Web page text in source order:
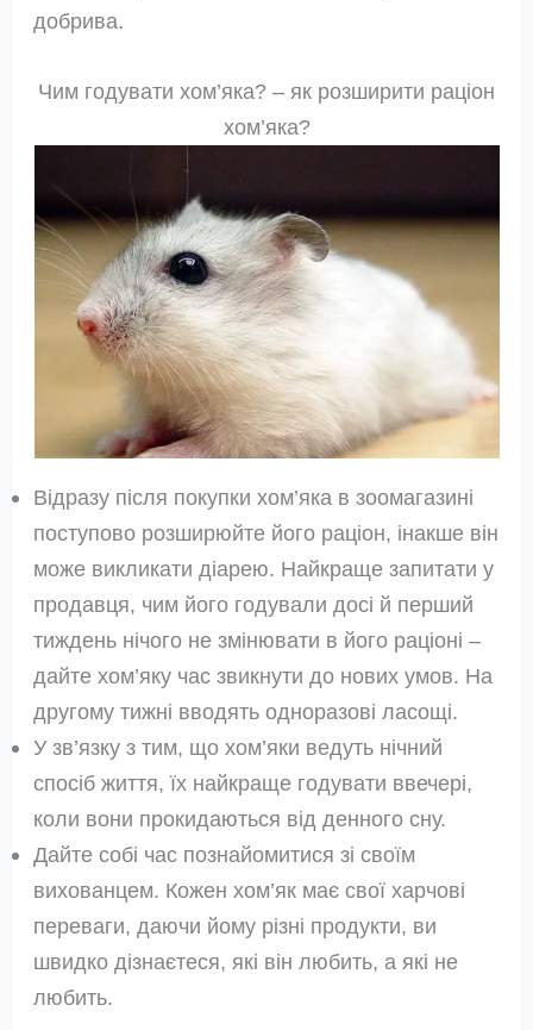
добрива.
Чим годувати хом’яка? – як розширити раціон
хом’яка?
Відразу після покупки хом’яка в зоомагазині
поступово розширюйте його раціон, інакше він
може викликати діарею. Найкраще запитати у
продавця, чим його годували досі й перший
тиждень нічого не змінювати в його раціоні –
дайте хом’яку час звикнути до нових умов. На
другому тижні вводять одноразові ласощі.
У зв’язку з тим, що хом’яки ведуть нічний
спосіб життя, їх найкраще годувати ввечері,
коли вони прокидаються від денного сну.
Дайте собі час познайомитися зі своїм
вихованцем. Кожен хом’як має свої харчові
переваги, даючи йому різні продукти, ви
швидко дізнаєтеся, які він любить, а які не
любить.